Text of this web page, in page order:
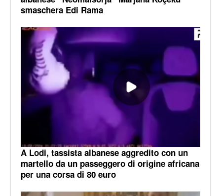
smaschera Edi Rama
A Lodi, tassista albanese aggredito con un
martello da un passeggero di origine africana
per una corsa di 80 euro